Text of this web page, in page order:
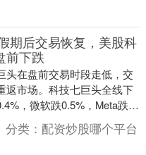
期后交易恢复，美股科
前下跌
头在盘前交易时段走低，交
返市场。科技七巨头全线下
，微软跌0.5%，Meta跌
跌0.2%，特斯拉跌1.1....
分类： 配资炒股哪个平台